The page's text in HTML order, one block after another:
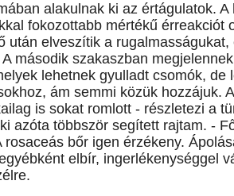
alakulnak ki az értágulatok.
fokozottabb mértékű érreakciót
után elveszítik a
második szakaszban
lehetnek gyulladt csomók, de
ám semmi közük hozzájuk.
is sokat romlott - részletezi a
azóta többször segített rajtam. -
rosaceás bőr igen érzékeny.
elbír, ingerlékenységgel